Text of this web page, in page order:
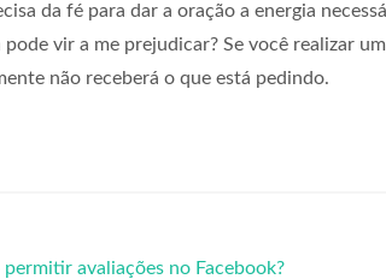
da fé para dar a oração a energia
pode vir a me prejudicar? Se você realizar
não receberá o que está pedindo.
avaliações no Facebook?